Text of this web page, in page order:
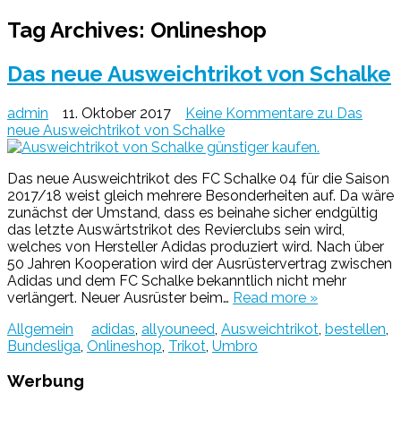
Tag Archives: Onlineshop
Das neue Ausweichtrikot von Schalke
admin 11. Oktober 2017 Keine Kommentare zu Das
neue Ausweichtrikot von Schalke
Das neue Ausweichtrikot des FC Schalke 04 für die Saison
2017/18 weist gleich mehrere Besonderheiten auf. Da wäre
zunächst der Umstand, dass es beinahe sicher endgültig
das letzte Auswärtstrikot des Revierclubs sein wird,
welches von Hersteller Adidas produziert wird. Nach über
50 Jahren Kooperation wird der Ausrüstervertrag zwischen
Adidas und dem FC Schalke bekanntlich nicht mehr
verlängert. Neuer Ausrüster beim… Read more »
Allgemein
adidas allyouneed Ausweichtrikot bestellen
Bundesliga Onlineshop Trikot Umbro
Werbung